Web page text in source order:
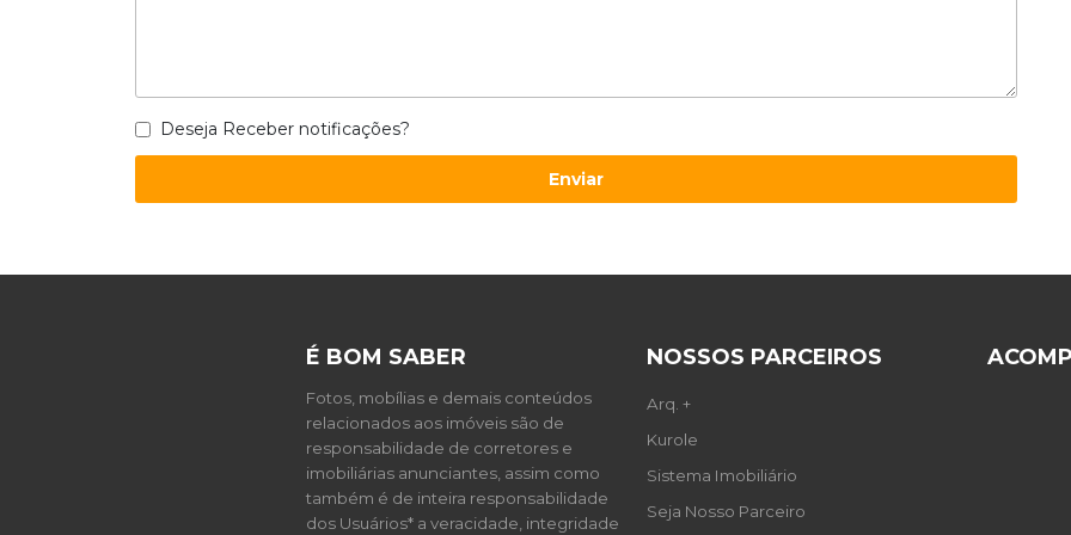
Deseja Receber notificações?
Enviar
É BOM SABER
Fotos, mobílias e demais conteúdos
relacionados aos imóveis são de
responsabilidade de corretores e
imobiliárias anunciantes, assim como
também é de inteira responsabilidade
dos Usuários* a veracidade, integridade
NOSSOS PARCEIROS
Arq. +
Kurole
Sistema Imobiliário
Seja Nosso Parceiro